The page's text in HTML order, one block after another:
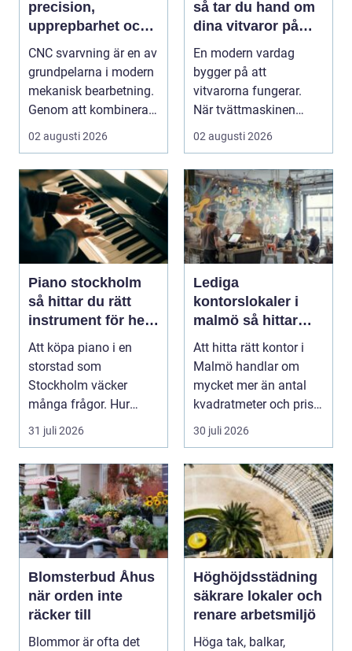
precision,
upprepbarhet och
smart produktion
CNC svarvning är en av
grundpelarna i modern
mekanisk bearbetning.
Genom att kombinera
traditio...
02 augusti 2026
så tar du hand om
dina vitvaror på
rätt sätt
En modern vardag
bygger på att
vitvarorna fungerar.
När tvättmaskinen
stannar, diskm...
02 augusti 2026
Piano stockholm
så hittar du rätt
instrument för hem
och scen
Att köpa piano i en
storstad som
Stockholm väcker
många frågor. Hur
hittar man ett
31 juli 2026
Lediga
kontorslokaler i
malmö så hittar
företag rätt läge
och rätt lokal
Att hitta rätt kontor i
Malmö handlar om
mycket mer än antal
kvadratmeter och pris
per månad. Företa...
30 juli 2026
Blomsterbud Åhus
när orden inte
räcker till
Blommor är ofta det
Höghöjdsstädning
säkrare lokaler och
renare arbetsmiljö
Höga tak, balkar,